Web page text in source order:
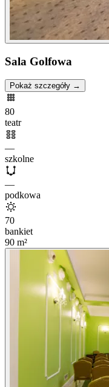
Sala Golfowa
Pokaż szczegóły →
80
teatr
—
szkolne
—
podkowa
70
bankiet
90 m²